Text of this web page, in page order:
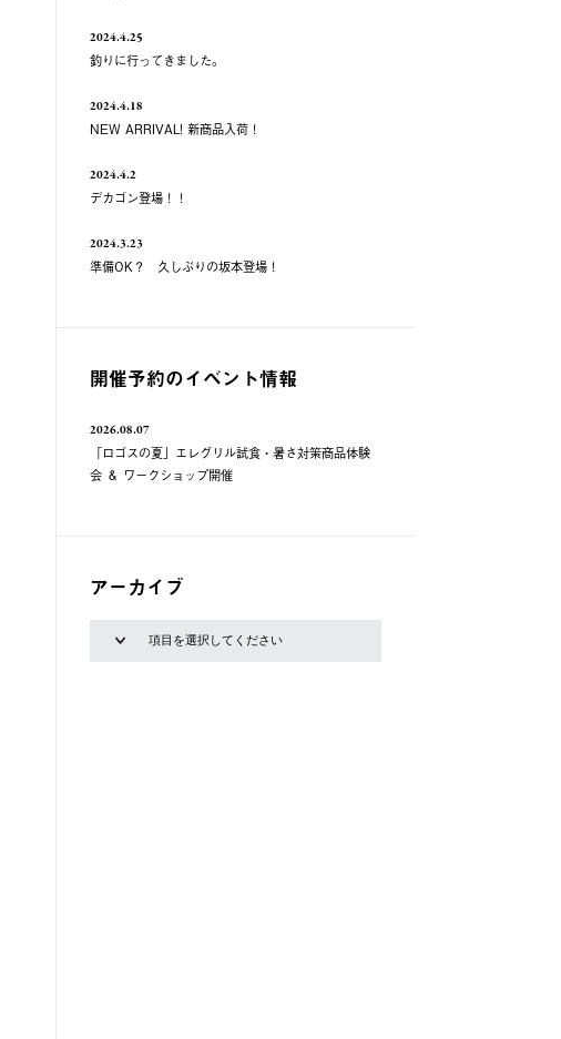
2024.4.25
釣りに行ってきました。
2024.4.18
NEW ARRIVAL! 新商品入荷！
2024.4.2
デカゴン登場！！
2024.3.23
準備OK？ 久しぶりの坂本登場！
開催予約のイベント情報
2026.08.07
「ロゴスの夏」エレグリル試食・暑さ対策商品体験
会 ＆ ワークショップ開催
アーカイブ